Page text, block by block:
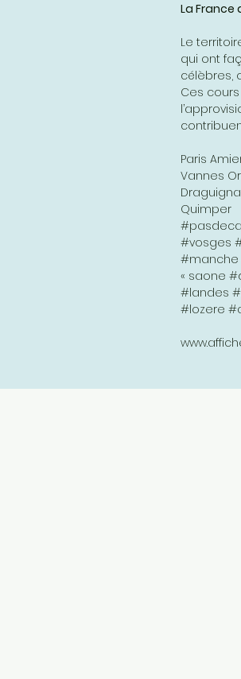
La France
Le
qui ont
célèbres,
Ces
Paris
Vannes
Quimper
#vosges
#manche
« saone
#landes
#lozere